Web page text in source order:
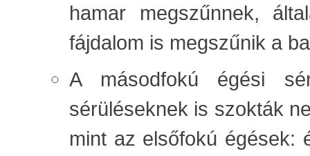
hamar megszűnnek,
fájdalom is megszűnik a
A másodfokú égési
sérüléseknek is szokták
mint az elsőfokú égések: